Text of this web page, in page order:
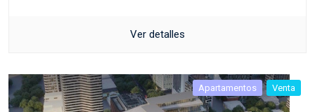
Ver detalles
Apartamentos Venta